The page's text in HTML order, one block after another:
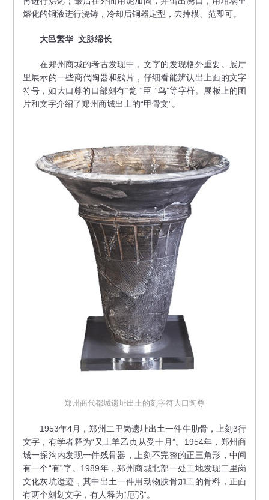
熔化的铜液进行浇铸，冷却后铜器定型，去掉模、范即可。
大邑繁华 文脉绵长
在郑州商城的考古发现中，文字的发现格外重要。展厅
里展示的一些商代陶器和残片，仔细看能辨认出上面的文字
符号，如大口尊的口部刻有“瓮”“臣”“鸟”等字样。展板上的图
片和文字介绍了郑州商城出土的“甲骨文”。
郑州商代都城遗址出土的刻字符大口陶尊
1953年4月，郑州二里岗遗址出土一件牛肋骨，上刻3行
文字，有学者释为“又土羊乙贞从受十月”。1954年，郑州商
城一探沟内发现一件残骨器，上刻不完整的正三角形，中间
有一个“有”字。1989年，郑州商城北部一处工地发现二里岗
文化灰坑遗迹，其中出土一件用动物肢骨加工的骨料，正面
有两个刻划文字，有人释为“厄弜”。